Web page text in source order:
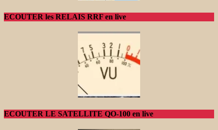
ECOUTER les RELAIS RRF en live
ECOUTER LE SATELLITE QO-100 en live